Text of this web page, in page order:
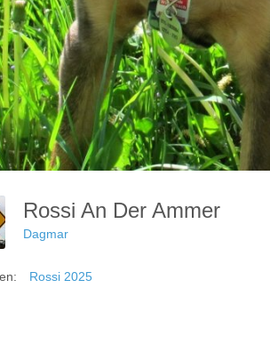
Rossi An Der Ammer
Dagmar
Rossi 2025